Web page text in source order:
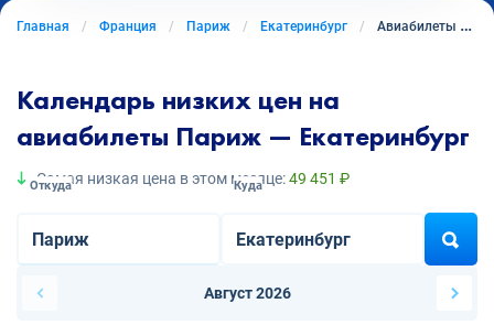
Главная Франция Париж Екатеринбург Авиабилеты из Парижа в Екатеринбург
Календарь низких цен на
авиабилеты Париж — Екатеринбург
Самая низкая цена в этом месяце:49 451 ₽
Откуда Куда
Август 2026